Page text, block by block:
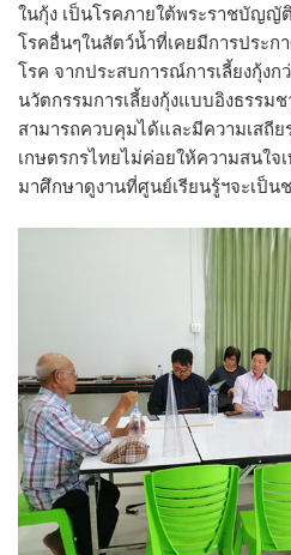
ในกุ้ง เป็นโรคภายใต้พระราชบัญญั
โรคอื่นๆในสัตว์น้ำที่เคยมีการประ
โรค จากประสบการณ์การเลี้ยงกุ้ง
นวัตกรรมการเลี้ยงกุ้งแบบอิงธรรม
สามารถควบคุมได้และมีความเสถีย
เกษตรกรไทยไม่ค่อยให้ความสนใจ
มาศึกษาดูงานที่ศูนย์เรียนรู้ฯจะเป็น